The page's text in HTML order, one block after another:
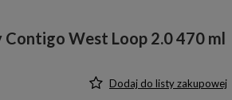
West Loop 2.0 470 ml
Dodaj do listy zakupowej